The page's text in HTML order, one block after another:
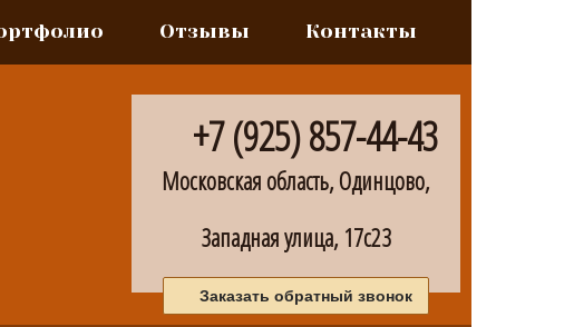
Отзывы Контакты
+7 (925) 857-44-43
Московская область, Одинцово,
Западная улица, 17с23
Заказать обратный звонок